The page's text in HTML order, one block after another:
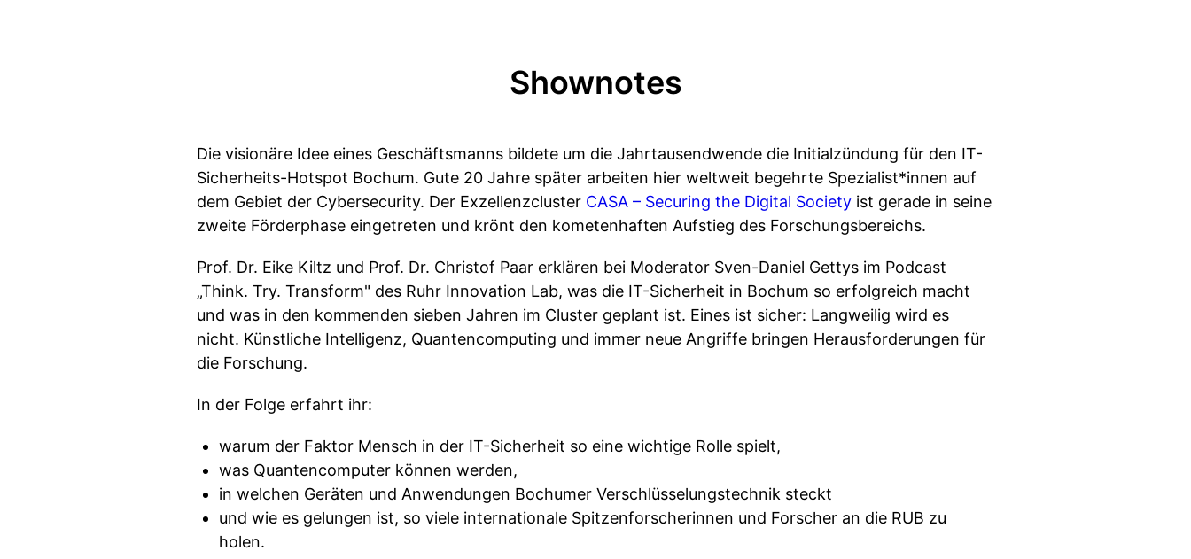
Shownotes
Die visionäre Idee eines Geschäftsmanns bildete um die Jahrtausendwende die Initialzündung für den IT-
Sicherheits-Hotspot Bochum. Gute 20 Jahre später arbeiten hier weltweit begehrte Spezialist*innen auf
dem Gebiet der Cybersecurity. Der Exzellenzcluster CASA – Securing the Digital Society ist gerade in seine
zweite Förderphase eingetreten und krönt den kometenhaften Aufstieg des Forschungsbereichs.
Prof. Dr. Eike Kiltz und Prof. Dr. Christof Paar erklären bei Moderator Sven-Daniel Gettys im Podcast
„Think. Try. Transform" des Ruhr Innovation Lab, was die IT-Sicherheit in Bochum so erfolgreich macht
und was in den kommenden sieben Jahren im Cluster geplant ist. Eines ist sicher: Langweilig wird es
nicht. Künstliche Intelligenz, Quantencomputing und immer neue Angriffe bringen Herausforderungen für
die Forschung.
In der Folge erfahrt ihr:
warum der Faktor Mensch in der IT-Sicherheit so eine wichtige Rolle spielt,
was Quantencomputer können werden,
in welchen Geräten und Anwendungen Bochumer Verschlüsselungstechnik steckt
und wie es gelungen ist, so viele internationale Spitzenforscherinnen und Forscher an die RUB zu
holen.